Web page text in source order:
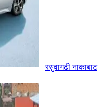
रसुवागढी नाकाबाट